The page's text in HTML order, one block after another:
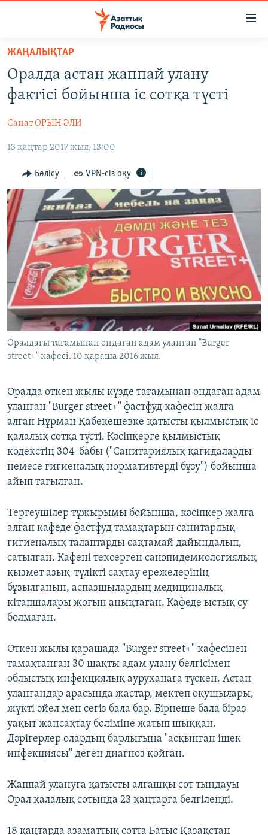
Skip
main
content
Skip
to
Navigation
Search
САЯСАТ
AZATTYQTV
ҚАҢТАР ОҚИҒАСЫ
АДАМ ҚҰҚЫҚТАРЫ
ӘЛЕУМЕТ
ӘЛЕМ
АРНАЙЫ ЖОБАЛАР
Русский
ЖАЗЫЛЫҢЫЗ
Басқа тілдерде
ЖАҢАЛЫҚТАР
Оралда астан жаппай улану
фактісі бойынша іс сотқа түсті
Санат ОРЫН ӘЛИ
13 қаңтар 2017 жыл, 13:00
Бөлісу VPN-сіз оқу
Оралдағы тағамынан ондаған адам уланған "Burger
street+" кафесі. 10 қараша 2016 жыл.
Оралда өткен жылы күзде тағамынан ондаған адам
уланған "Burger street+" фастфуд кафесін жалға
алған Нұрман Қабекешевке қатысты қылмыстық іс
қалалық сотқа түсті. Кәсіпкерге қылмыстық
кодекстің 304-бабы ("Санитариялық қағидаларды
немесе гигиеналық нормативтерді бұзу") бойынша
айып тағылған.
Тергеушілер тұжырымы бойынша, кәсіпкер жалға
алған кафеде фастфуд тамақтарын санитарлық-
гигиеналық талаптарды сақтамай дайындалып,
сатылған. Кафені тексерген санэпидемиологиялық
қызмет азық-түлікті сақтау ережелерінің
бұзылғанын, аспазшылардың медициналық
кітапшалары жоғын анықтаған. Кафеде ыстық су
болмаған.
Өткен жылы қарашада "Burger street+" кафесінен
тамақтанған 30 шақты адам улану белгісімен
облыстық инфекциялық ауруханаға түскен. Астан
уланғандар арасында жастар, мектеп оқушылары,
жүкті әйел мен сегіз бала бар. Бірнеше бала біраз
уақыт жансақтау бөліміне жатып шыққан.
Дәрігерлер олардың барлығына "асқынған ішек
инфекциясы" деген диагноз қойған.
Жаппай улануға қатысты алғашқы сот тыңдауы
Орал қалалық сотында 23 қаңтарға белгіленді.
18 қаңтарда азаматтық сотта Батыс Қазақстан